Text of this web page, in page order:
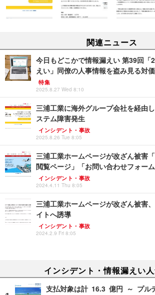
関連ニュース
今日もどこかで情報漏えい 第39回「
えい」同僚の人事情報を盗み見る対価
特集
2025.8.27 Wed 8:10
三浦工業に海外グループ会社を経由
ステム障害発生
インシデント・事故
2025.8.26 Tue 8:05
三浦工業ホームページが改ざん被害
閲覧ページ」「お問い合わせフォー
インシデント・事故
2024.4.11 Thu 8:05
三浦工業ホームページが改ざん被害
イトへ誘導
インシデント・事故
2024.2.9 Fri 8:05
インシデント・情報漏えい
支払対象は計 16.3 億円 ～ プル